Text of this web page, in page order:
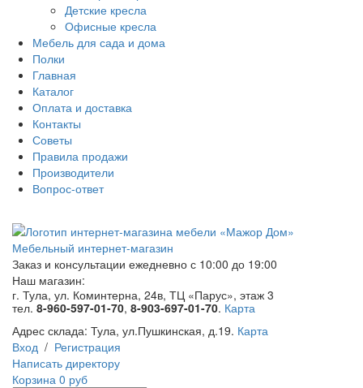
Детские кресла
Офисные кресла
Мебель для сада и дома
Полки
Главная
Каталог
Оплата и доставка
Контакты
Советы
Правила продажи
Производители
Вопрос-ответ
Мебельный интернет-магазин
Заказ и консультации ежедневно с 10:00 до 19:00
Наш магазин:
г. Тула, ул. Коминтерна, 24в, ТЦ «Парус», этаж 3
тел. 8-960-597-01-70, 8-903-697-01-70. Карта
Адрес склада: Тула, ул.Пушкинская, д.19. Карта
Вход / Регистрация
Написать директору
Корзина 0 руб